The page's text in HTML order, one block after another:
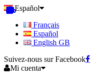
Español
Français
Español
English GB
Suivez-nous sur Facebook
Mi cuenta